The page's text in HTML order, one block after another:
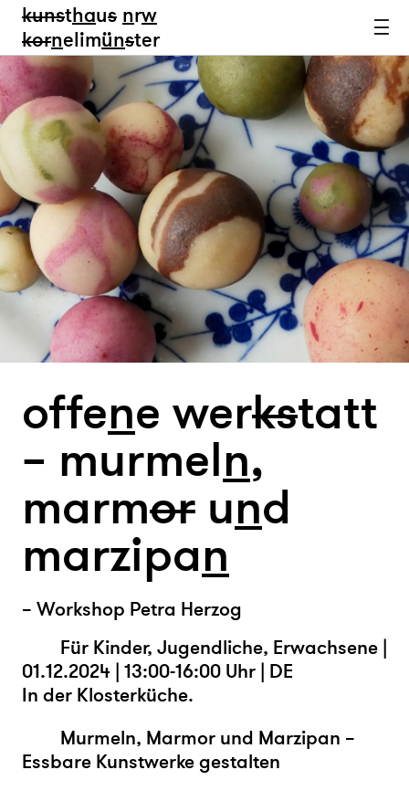
kunsthaus nrw
kornelimünster
offene werkstatt
– murmeln,
marmor und
marzipan
– Workshop Petra Herzog
Für Kinder, Jugendliche, Erwachsene |
01.12.2024 | 13:00-16:00 Uhr | DE
In der Klosterküche.
Murmeln, Marmor und Marzipan –
Essbare Kunstwerke gestalten